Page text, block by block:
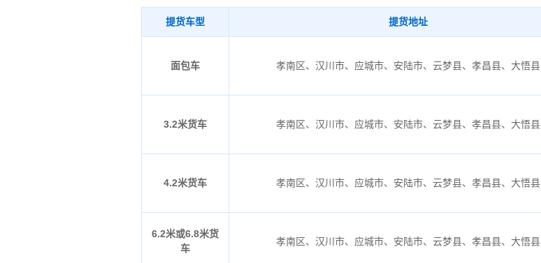
提货车型 提货地址
面包车 孝南区、汉川市、应城市、安陆市、云梦县、孝昌县、大悟县
3.2米货车 孝南区、汉川市、应城市、安陆市、云梦县、孝昌县、大悟县
4.2米货车 孝南区、汉川市、应城市、安陆市、云梦县、孝昌县、大悟县
6.2米或6.8米货
车
孝南区、汉川市、应城市、安陆市、云梦县、孝昌县、大悟县